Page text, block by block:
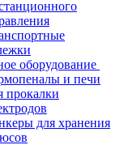
оборудование
и печи
прокалки
для хранения